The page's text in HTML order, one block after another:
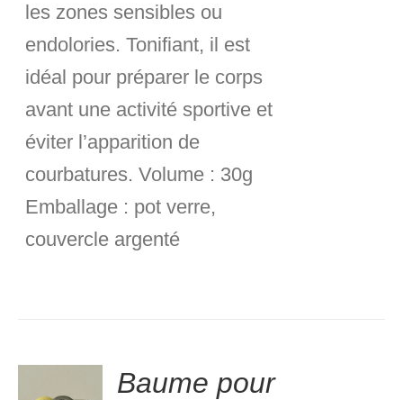
les zones sensibles ou
endolories. Tonifiant, il est
idéal pour préparer le corps
avant une activité sportive et
éviter l’apparition de
courbatures.Volume : 30g
Emballage : pot verre,
couvercle argenté
Baume pour